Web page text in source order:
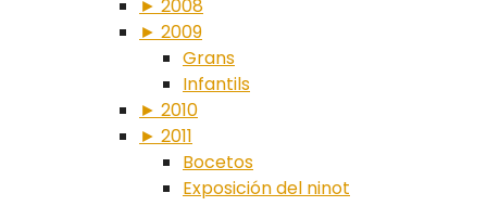
► 2008
► 2009
Grans
Infantils
► 2010
► 2011
Bocetos
Exposición del ninot